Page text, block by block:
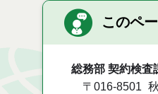
このペ
総務部 契約検査
〒016-8501